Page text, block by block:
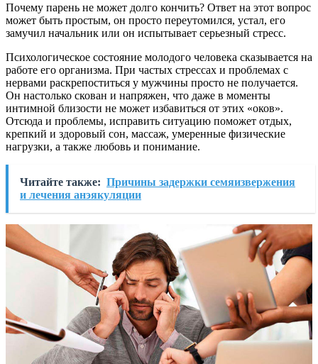
Почему парень не может долго кончить? Ответ на этот вопрос
может быть простым, он просто переутомился, устал, его
замучил начальник или он испытывает серьезный стресс.
Психологическое состояние молодого человека сказывается на
работе его организма. При частых стрессах и проблемах с
нервами раскрепоститься у мужчины просто не получается.
Он настолько скован и напряжен, что даже в моменты
интимной близости не может избавиться от этих «оков».
Отсюда и проблемы, исправить ситуацию поможет отдых,
крепкий и здоровый сон, массаж, умеренные физические
нагрузки, а также любовь и понимание.
Читайте также: Причины задержки семяизвержения
и лечения анэякуляции